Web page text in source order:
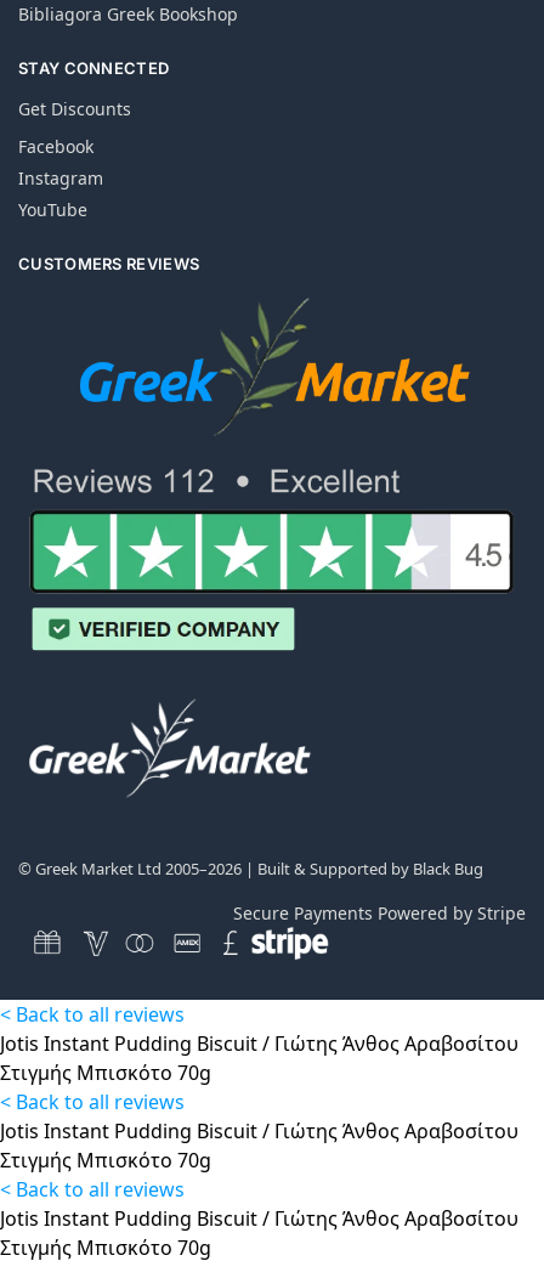
Bibliagora Greek Bookshop
STAY CONNECTED
Get Discounts
Facebook
Instagram
YouTube
CUSTOMERS REVIEWS
© Greek Market Ltd 2005–2026 | Built & Supported by Black Bug
Secure Payments Powered by Stripe
< Back to all reviews
Jotis Instant Pudding Biscuit / Γιώτης Άνθος Αραβοσίτου
Στιγμής Μπισκότο 70g
< Back to all reviews
Jotis Instant Pudding Biscuit / Γιώτης Άνθος Αραβοσίτου
Στιγμής Μπισκότο 70g
< Back to all reviews
Jotis Instant Pudding Biscuit / Γιώτης Άνθος Αραβοσίτου
Στιγμής Μπισκότο 70g